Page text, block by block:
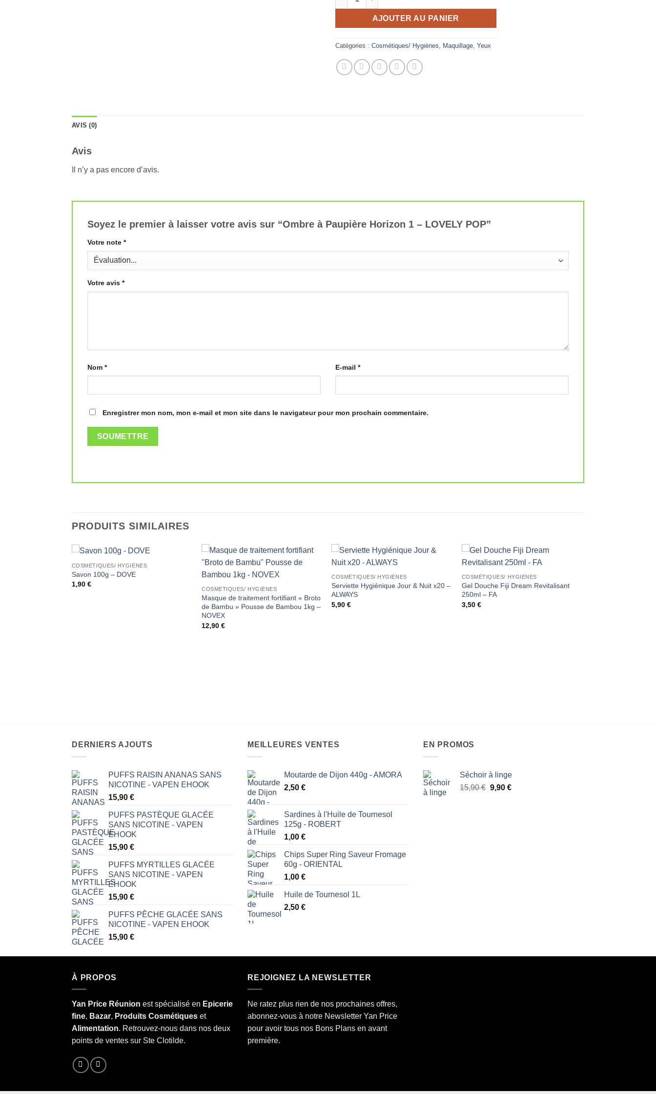
AJOUTER AU PANIER
Catégories : Cosmétiques/ Hygiènes Maquillage Yeux
AVIS (0)
Avis
Il n’y a pas encore d’avis.
Soyez le premier à laisser votre avis sur “Ombre à Paupière Horizon 1 – LOVELY POP”
Votre note *
Votre avis *
Nom * E-mail *
Enregistrer mon nom, mon e-mail et mon site dans le navigateur pour mon prochain commentaire.
PRODUITS SIMILAIRES
COSMÉTIQUES/ HYGIÈNES
Savon 100g – DOVE
1,90 €
COSMÉTIQUES/ HYGIÈNES
Masque de traitement fortifiant « Broto
de Bambu » Pousse de Bambou 1kg –
NOVEX
12,90€
de
COSMÉTIQUES/ HYGIÈNES
Serviette Hygiénique Jour & Nuit x20 –
ALWAYS
5,90€
de
COSMÉTIQUES/ HYGIÈNES
Gel Douche Fiji Dream Revitalisant
250ml – FA
3,50 €
DERNIERS AJOUTS
PUFFS RAISIN ANANAS SANS
NICOTINE - VAPEN EHOOK
15,90 €
PUFFS PASTÈQUE GLACÉE
SANS NICOTINE - VAPEN
EHOOK
15,90 €
PUFFS MYRTILLES GLACÉE
SANS NICOTINE - VAPEN
EHOOK
15,90 €
PUFFS PÊCHE GLACÉE SANS
NICOTINE - VAPEN EHOOK
15,90 €
MEILLEURES VENTES
Moutarde de Dijon 440g - AMORA
2,50 €
Sardines à l'Huile de Tournesol
125g - ROBERT
1,00 €
Chips Super Ring Saveur Fromage
60g - ORIENTAL
1,00 €
Huile de Tournesol 1L
2,50 €
EN PROMOS
Séchoir à linge
15,90€ Le
9,90 €Le
À PROPOS
Yan Price Réunion est spécialisé en Epicerie
fine, Bazar, Produits Cosmétiques et
Alimentation. Retrouvez-nous dans nos deux
points de ventes sur Ste Clotilde.
REJOIGNEZ LA NEWSLETTER
Ne ratez plus rien de nos prochaines offres,
abonnez-vous à notre Newsletter Yan Price
pour avoir tous nos Bons Plans en avant
première.